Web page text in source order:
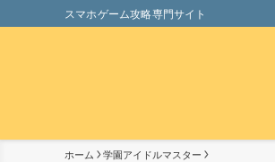
スマホゲーム攻略専門サイト
ホーム 学園アイドルマスター